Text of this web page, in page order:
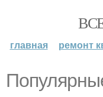
главная ремонт